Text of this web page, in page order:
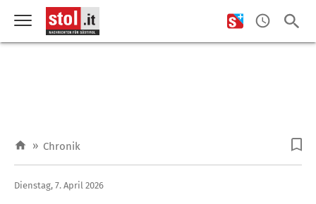
» Chronik
Dienstag, 7. April 2026